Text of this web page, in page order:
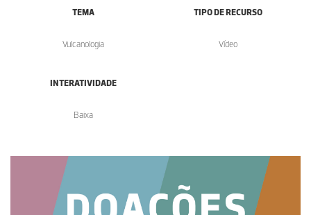
TEMA
Vulcanologia
TIPO DE RECURSO
Vídeo
INTERATIVIDADE
Baixa